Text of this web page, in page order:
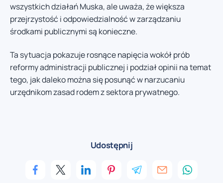
wszystkich działań Muska, ale uważa, że większa
przejrzystość i odpowiedzialność w zarządzaniu
środkami publicznymi są konieczne.
Ta sytuacja pokazuje rosnące napięcia wokół prób
reformy administracji publicznej i podział opinii na temat
tego, jak daleko można się posunąć w narzucaniu
urzędnikom zasad rodem z sektora prywatnego.
Udostępnij